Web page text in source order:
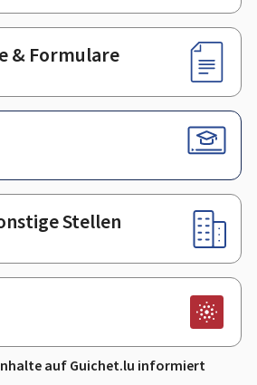
& Formulare
Stellen
auf Guichet.lu informiert